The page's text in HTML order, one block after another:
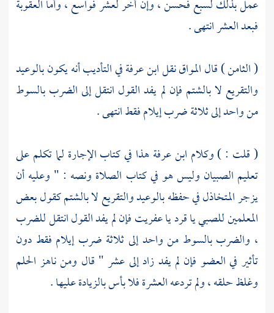
عمل بذلك لسبع فحسن ، وإن أخر لعشر فواسع ، وأما العقوبة
فبعد العشر انتهى .
( الثامن ) قالالمواقنقلابن عرفةفي التأديب أنه يكون بالوعيد
والتقريع لا بالشتم فإن لم يفد القول انتقل إلى الضرب بالسوط
من واحد إلى ثلاثة ضرب إيلام فقط انتهى .
( قلت : ) وكلام ابن عرفةهذا في كتاب الإجارة لما تكلم على
تعليم الصبيان وليس هو في كتاب الصلاة ونصه : " وعليه أن
يزجر المتخاذل في حفظه بالوعيد والتقريع لا بالشتم كقول بعض
المعلمين للصبي يا قرد يا عفريت فإن لم يفد القول انتقل للضرب
، والضرب بالسوط من واحد إلى ثلاثة ضرب إيلام فقط دون
تأثير في العضو فإن لم يفد زاد إلى عشر " قال ومن ناهز الحلم
وغلظ حلقه ، ولم تردعه العشرة فلا بأس بالزيادة عليها .